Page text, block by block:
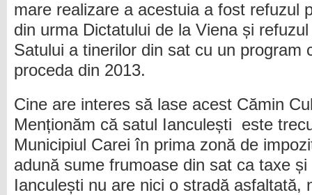
mare realizare a acestuia a fost refuzul
din urma Dictatului de la Viena și
Satului a tinerilor din sat cu un
proceda din 2013.
Cine are interes să lase acest Cămin
Menționăm că satul Ianculești este
Municipiul Carei în prima zonă de
adună sume frumoase din sat ca taxe
Ianculești nu are nici o stradă asfaltată,